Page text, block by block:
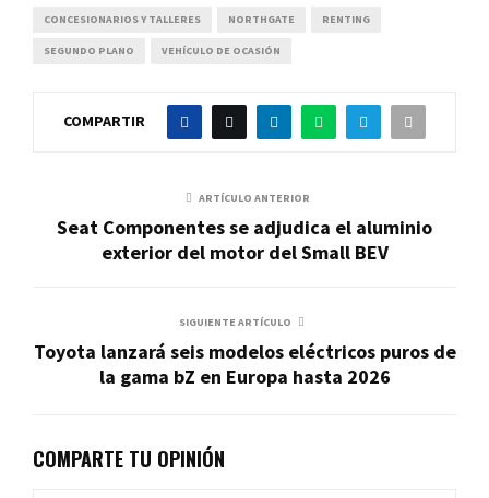
CONCESIONARIOS Y TALLERES NORTHGATE RENTING
SEGUNDO PLANO VEHÍCULO DE OCASIÓN
COMPARTIR
ARTÍCULO ANTERIOR
Seat Componentes se adjudica el aluminio
exterior del motor del Small BEV
SIGUIENTE ARTÍCULO
Toyota lanzará seis modelos eléctricos puros de
la gama bZ en Europa hasta 2026
COMPARTE TU OPINIÓN